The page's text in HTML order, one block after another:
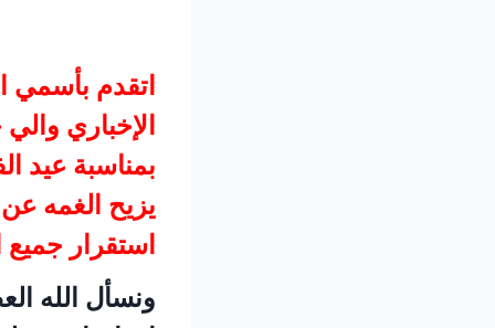
اتقدم بأسمي
الإخباري
بمناسبة عيد
يزيح الغمه
استقرار جميع
ونسأل الله